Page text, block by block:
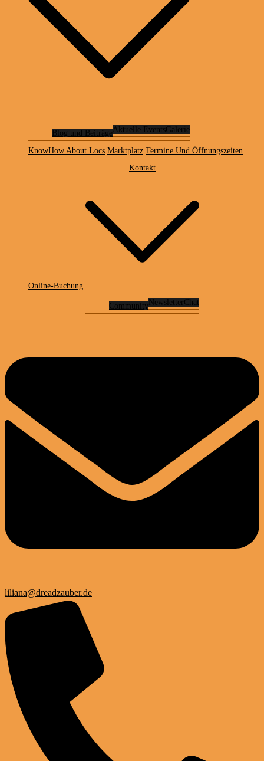
Blog und Beiträge Aktuelle EventsGalerie
KnowHow About Locs Marktplatz Termine Und Öffnungszeiten
Online-Buchung
Kontakt
Community Newsletter Chat
liliana@dreadzauber.de